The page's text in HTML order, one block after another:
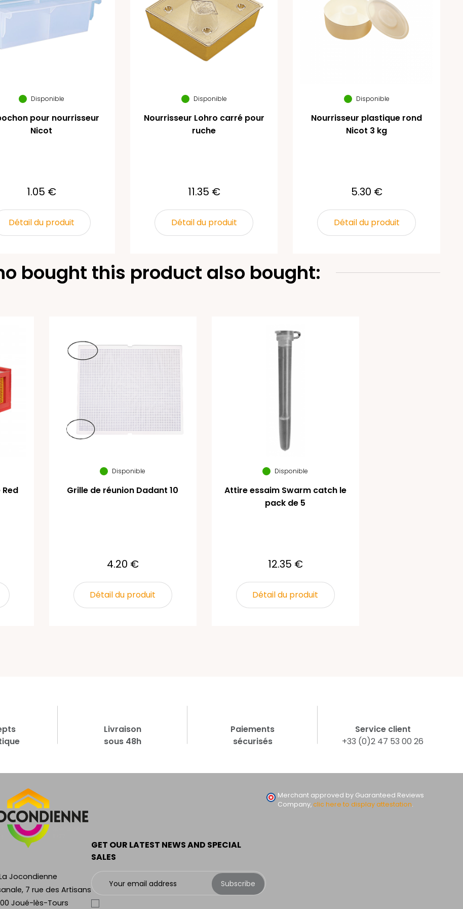
Disponible
pour nourrisseur
Nicot
1.05 €
Détail du produit
Disponible
Nourrisseur Lohro carré pour
ruche
11.35 €
Détail du produit
Disponible
Nourrisseur plastique rond
Nicot 3 kg
5.30 €
Détail du produit
bought this product also bought:
Disponible
Grille de réunion Dadant 10
4.20 €
Détail du produit
Disponible
Attire essaim Swarm catch le
pack de 5
12.35 €
Détail du produit
Livraison
sous 48h
Paiements
sécurisés
Service client
+33 (0)2 47 53 00 26
Jocondienne
7 rue des Artisans
Joué-lès-Tours
GET OUR LATEST NEWS AND SPECIAL
SALES
Subscribe
Merchant approved by Guaranteed Reviews
Company,clic here to display attestation.